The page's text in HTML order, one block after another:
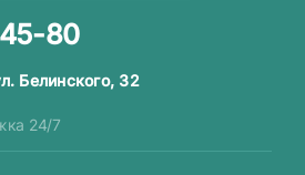
80
Белинского, 32
24/7